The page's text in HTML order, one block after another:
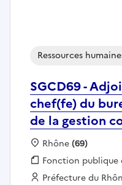
SGCD69 -
chef(fe) du
de la gestion
Ressources
Localisation :
Rhône(69)
Fonction publique
Fonction publique
Employeur :
Préfecture du